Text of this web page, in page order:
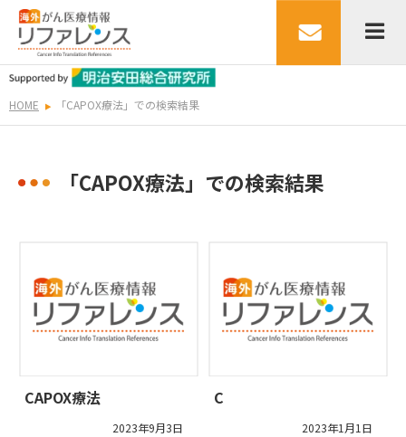
HOME 「CAPOX療法」での検索結果
「CAPOX療法」での検索結果
CAPOX療法
2023年9月3日
C
2023年1月1日